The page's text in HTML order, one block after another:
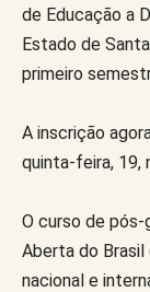
de Educação a
Estado de
primeiro
A inscrição
quinta-feira, 19,
O curso de pós-
Aberta do
nacional e